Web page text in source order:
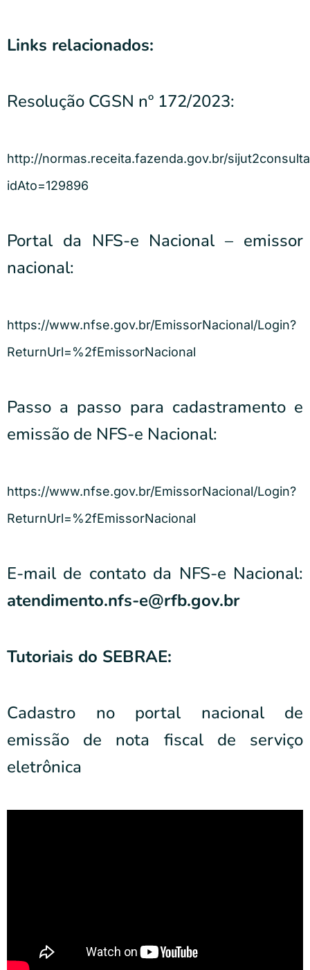
Links relacionados:
Resolução CGSN nº 172/2023:
http://normas.receita.fazenda.gov.br/
idAto=129896
Portal da NFS-e Nacional – emissor
nacional:
https://www.nfse.gov.br/EmissorNacional/Login?
ReturnUrl=%2fEmissorNacional
Passo a passo para cadastramento e
emissão de NFS-e Nacional:
https://www.nfse.gov.br/EmissorNacional/Login?
ReturnUrl=%2fEmissorNacional
E-mail de contato da NFS-e Nacional:
atendimento.nfs-e@rfb.gov.br
Tutoriais do SEBRAE:
Cadastro no portal nacional de
emissão de nota fiscal de serviço
eletrônica